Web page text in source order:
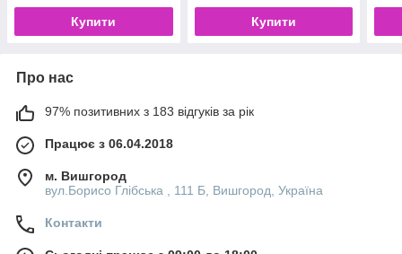
Купити Купити
Про нас
97% позитивних з 183 відгуків за рік
Працює з 06.04.2018
м. Вишгород
вул.Борисо Глібська , 111 Б, Вишгород, Україна
Контакти